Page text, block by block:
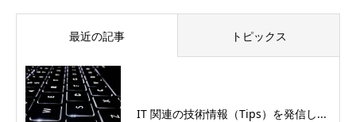
最近の記事 トピックス
IT 関連の技術情報（Tips）を発信し...